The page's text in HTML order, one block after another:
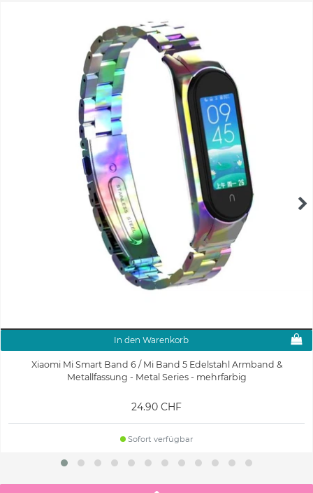
In den Warenkorb
Xiaomi Mi Smart Band 6 / Mi Band 5 Edelstahl Armband &
Metallfassung - Metal Series - mehrfarbig
24.90 CHF
Sofort verfügbar